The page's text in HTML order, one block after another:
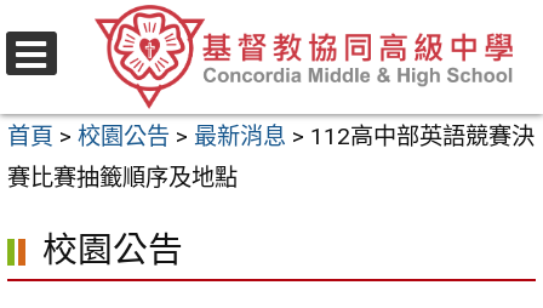
至
要
內
區
首頁 > 校園公告 > 最新消息 > 112高中部英語競賽決
賽比賽抽籤順序及地點
校園公告
選
單